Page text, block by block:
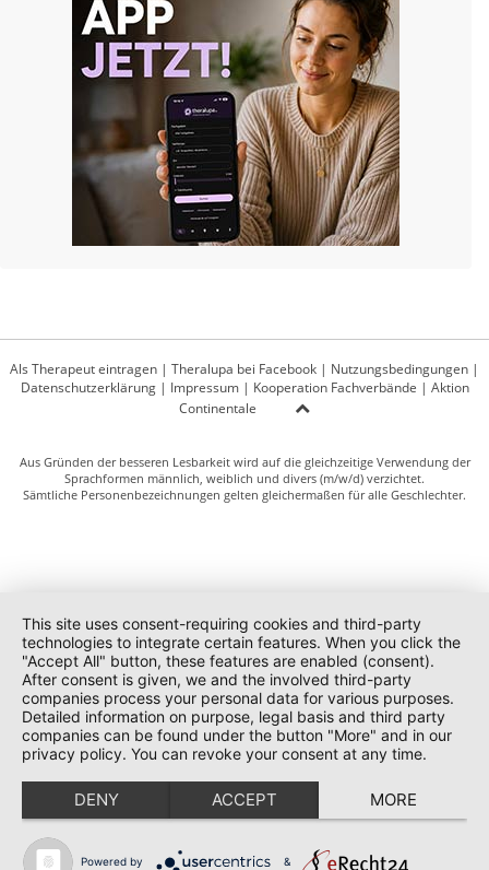
Als Therapeut eintragen | Theralupa bei Facebook | Nutzungsbedingungen |
Datenschutzerklärung| Impressum| Kooperation Fachverbände | Aktion
Continentale
Aus Gründen der besseren Lesbarkeit wird auf die gleichzeitige Verwendung der
Sprachformen männlich, weiblich und divers (m/w/d) verzichtet.
Sämtliche Personenbezeichnungen gelten gleichermaßen für alle Geschlechter.
This site uses consent-requiring cookies and third-party
technologies to integrate certain features. When you click the
"Accept All" button, these features are enabled (consent).
After consent is given, we and the involved third-party
companies process your personal data for various purposes.
Detailed information on purpose, legal basis and third party
companies can be found under the button "More" and in our
privacy policy. You can revoke your consent at any time.
DENY ACCEPT MORE
Powered by &